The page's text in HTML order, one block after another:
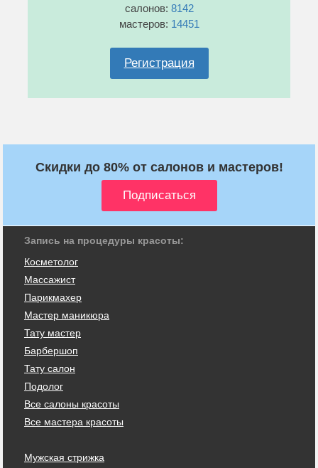
салонов: 8142
мастеров: 14451
Регистрация
Скидки до 80% от салонов и мастеров!
Запись на процедуры красоты:
Косметолог
Массажист
Парикмахер
Мастер маникюра
Тату мастер
Барбершоп
Тату салон
Подолог
Все салоны красоты
Все мастера красоты
Мужская стрижка